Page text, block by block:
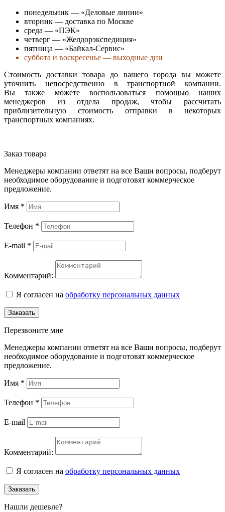
понедельник — «Деловые линии»
вторник — доставка по Москве
среда — «ПЭК»
четверг — «Желдорэкспедиция»
пятница — «Байкал-Сервис»
суббота и воскресенье — выходные дни
Стоимость доставки товара до вашего города вы можете
уточнить непосредственно в транспортной компании.
Вы также можете воспользоваться помощью наших
менеджеров из отдела продаж, чтобы рассчитать
приблизительную стоимость отправки в некоторых
транспортных компаниях.
Заказ товара
Менеджеры компании ответят на все Ваши вопросы, подберут
необходимое оборудование и подготовят коммерческое
предложение.
Имя *
Телефон *
E-mail *
Комментарий:
Я согласен на обработку персональных данных
Заказать
Перезвоните мне
Менеджеры компании ответят на все Ваши вопросы, подберут
необходимое оборудование и подготовят коммерческое
предложение.
Имя *
Телефон *
E-mail
Комментарий:
Я согласен на обработку персональных данных
Заказать
Нашли дешевле?